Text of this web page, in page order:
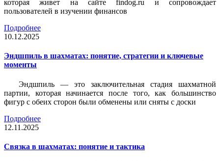
которая живет на сайте findog.ru и сопровождает
пользователей в изучении финансов
Подробнее
10.12.2025
Эндшпиль в шахматах: понятие, стратегии и ключевые
моменты
Эндшпиль — это заключительная стадия шахматной
партии, которая начинается после того, как большинство
фигур с обеих сторон были обменены или сняты с доски
Подробнее
12.11.2025
Связка в шахматах: понятие и тактика